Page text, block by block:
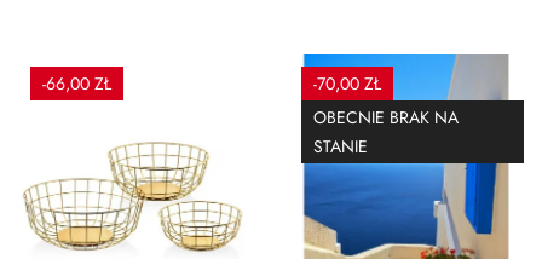
-66,00 ZŁ
-70,00 ZŁ
OBECNIE BRAK NA
STANIE